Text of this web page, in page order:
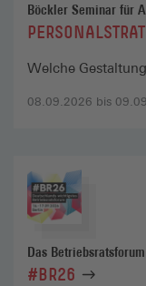
Böckler Seminar für
08.09.2026 bis
Welche
Das Betriebsratsforum
#BR26